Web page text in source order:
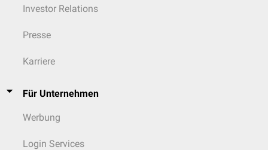
Investor Relations
Presse
Karriere
Für Unternehmen
Werbung
Login Services